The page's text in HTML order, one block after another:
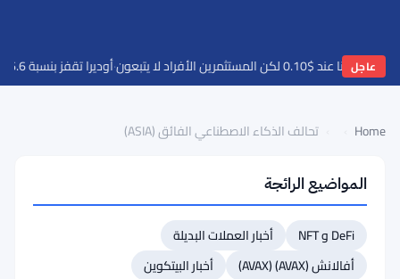
عاجل
عند $0.10 لكن المستثمرين الأفراد لا يتبعون ·أوديرا تقفز بنسبة 46.6% مع تحركات العملات الرقمية - التحركات اليومية 9 أغسطس
Home تحالف الذكاء الاصطناعي الفائق (ASIA)
أعلى
المواضيع الرائجة
DeFi و NFT
أخبار العملات البديلة
أفالانش (AVAX) (AVAX)
أخبار البيتكوين